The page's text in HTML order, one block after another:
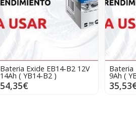
Bateria Exide EB14-B2 12V
14Ah ( YB14-B2 )
54,35€
Bateria
9Ah (